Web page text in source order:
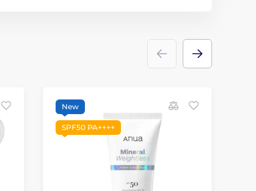
New
SPF50 PA++++